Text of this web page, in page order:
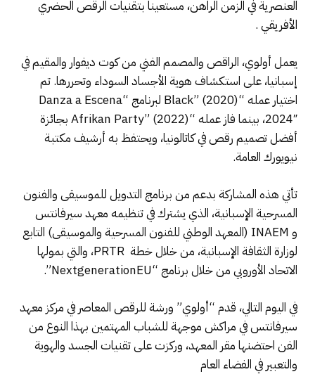
العنصرية في الزمن الراهن، مستعيناً بتقنيات الرقص الحضري
الأفريقي .
يعمل أولوي، الراقص والمصمم الفني من كوت ديفوار والمقيم في
إسبانيا، على استكشاف هوية الأجساد السوداء وتحررها. تم
اختيار عمله “Black” (2020) لبرنامج “Danza a Escena
2024″، بينما فاز عمله “Afrikan Party” (2022) بجائزة
أفضل تصميم رقص في كاتالونيا، ويحتفظ به أرشيف مكتبة
نيويورك العامة.
تأتي هذه المشاركة بدعم من برنامج التدويل للموسيقى والفنون
المسرحية الإسبانية، الذي يشترك في تنظيمه معهد سيرفانتس
و INAEM (المعهد الوطني للفنون المسرحية والموسيقى) التابع
لوزارة الثقافة الإسبانية، من خلال خطة PRTR، والتي بمولها
الاتحاد الأوروبي من خلال برنامج “NextgenerationEU”.
في اليوم التالي، قدم “أولوي” ورشة للرقص المعاصر في مركز معهد
سيرفانتس في مراكش موجهة للشباب المهتمين بهذا النوع من
الفن احتضنها مقر المعهد، وركزت على تقنيات الجسد والهوية
والتعبير في الفضاء العام